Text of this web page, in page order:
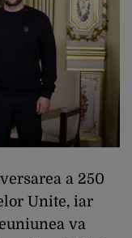
a 250
Unite, iar
va